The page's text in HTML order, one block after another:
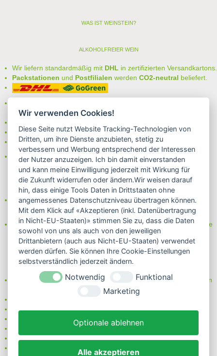
WAS IST WEINSTEIN?
ALKOHOLFREIER WEIN
Wir liefern standardmäßig mit DHL in zertifizierten Versandkartons.
Packstationen und Postfilialen werden CO2-neutral beliefert.
auswählen:
- Rechnung
- Lastschrift/Bankeinzug
Das Internetsiegel "GEPRÜFTER SHOP – Sicher einkaufen":
Partner von:
Wine in Moderation - bewußt genießen
Erfahren Sie mehr über Biowein in unserem Blog oder Folgen Sie
uns!
Blog
Facebook
Instagram
Neben einem ausgesuchten Sortiment an Biowein, Biospirituosen
und Biofeinkost bieten wir Ihnen u.a. folgende
nur 5,79 EUR Versand (DE)
ab 95 EUR frei Haus (DE)
14 Tage Rückgaberecht
sichere Zahlung
Kauf auf Rechnung
Wir verwenden Cookies!
Diese Seite nutzt Website Tracking-Technologien von
Dritten, um ihre Dienste anzubieten, stetig zu
verbessern und Werbung entsprechend der Interessen
der Nutzer anzuzeigen. Ich bin damit einverstanden
und kann meine Einwilligung jederzeit mit Wirkung für
die Zukunft widerrufen oder ändern.Wir weisen darauf
hin, dass einige Tools Daten in Drittstaaten ohne
angemessenes Datenschutzniveau übertragen können.
Mit dem Klick auf «Akzeptieren (inkl. Datenübertragung
in Nicht-EU-Staaten)» stimmen Sie zu, dass die Daten
sowohl von uns als auch von den jeweiligen
Drittanbietern (auch aus Nicht-EU-Staaten) verwendet
werden dürfen. Sie können Ihre Cookie-Einstellungen
selbstverständlich jederzeit ändern.
Notwendig
Funktional
Marketing
Optionale ablehnen
Alle akzeptieren